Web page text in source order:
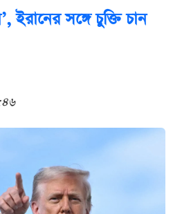
ইরানের সঙ্গে চুক্তি চান